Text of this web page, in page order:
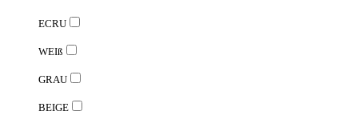
ECRU
WEIß
GRAU
BEIGE